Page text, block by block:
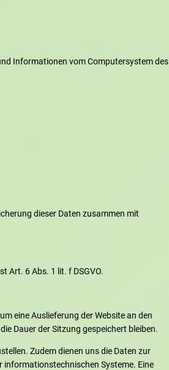
Informationen vom Computersystem des
dieser Daten zusammen mit
Art. 6 Abs. 1 lit. f DSGVO.
eine Auslieferung der Website an den
Dauer der Sitzung gespeichert bleiben.
Zudem dienen uns die Daten zur
informationstechnischen Systeme. Eine